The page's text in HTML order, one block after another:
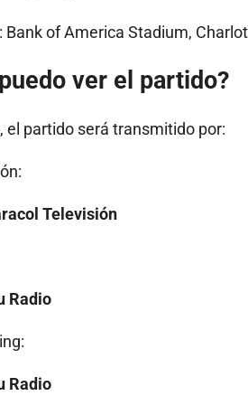
Bank of America Stadium,
ver el partido?
el partido será transmitido por:
Televisión
Radio
Radio